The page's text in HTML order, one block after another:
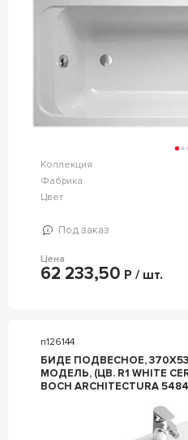
Коллекция
Фабрика
Цвет
Под заказ
Цена
62 233,50 Р / шт.
n126144
БИДЕ ПОДВЕСНОЕ,
МОДЕЛЬ, (ЦВ. R1 WHITE CER+), ZZ
BOCH ARCHITECTURA